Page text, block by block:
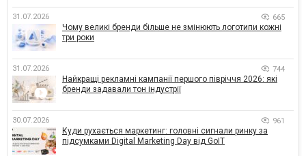
31.07.2026 665
Чому великі бренди більше не змінюють логотипи кожні
три роки
31.07.2026 744
Найкращі рекламні кампанії першого півріччя 2026: які
бренди задавали тон індустрії
30.07.2026 961
Куди рухається маркетинг: головні сигнали ринку за
підсумками Digital Marketing Day від GoIT